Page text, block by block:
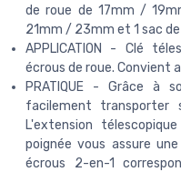
de roue de 17mm /
21mm / 23mm et 1 sac
APPLICATION - Clé
écrous de roue. Convient
PRATIQUE - Grâce à
facilement transporter
L'extension
poignée vous assure
écrous 2-en-1